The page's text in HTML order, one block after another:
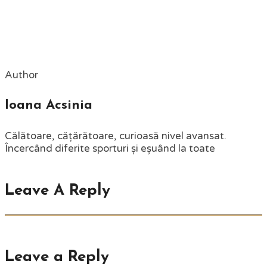
Author
Ioana Acsinia
Călătoare, cățărătoare, curioasă nivel avansat.
Încercând diferite sporturi și eșuând la toate
Leave A Reply
Leave a Reply